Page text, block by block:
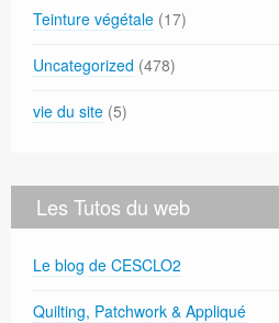
Teinture végétale (17)
Uncategorized (478)
vie du site (5)
Les Tutos du web
Le blog de CESCLO2
Quilting, Patchwork & Appliqué